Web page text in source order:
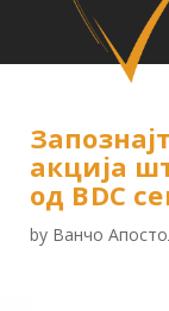
акција
од BDC
by Ванчо